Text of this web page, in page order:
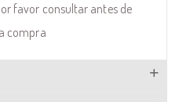
favor consultar antes de
compra